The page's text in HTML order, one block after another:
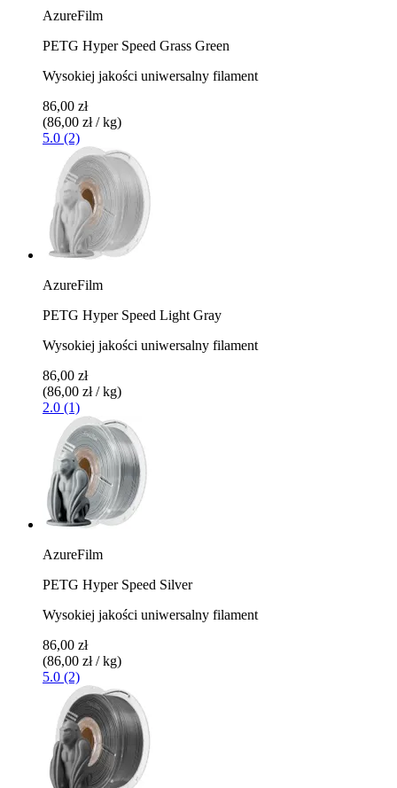
AzureFilm
PETG Hyper Speed Grass Green
Wysokiej jakości uniwersalny filament
86,00 zł
(86,00 zł / kg)
5.0 (2)
AzureFilm
PETG Hyper Speed Light Gray
Wysokiej jakości uniwersalny filament
86,00 zł
(86,00 zł / kg)
2.0 (1)
AzureFilm
PETG Hyper Speed Silver
Wysokiej jakości uniwersalny filament
86,00 zł
(86,00 zł / kg)
5.0 (2)